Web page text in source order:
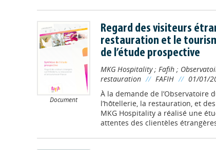
Document
Regard des visiteurs
restauration et le
de l’étude prospective
MKG Hospitality; Fafih;
restauration // FAFIH // 01/01/
À la demande de l’Observatoire
l’hôtellerie, la restauration, et
MKG Hospitality a réalisé une
attentes des clientèles